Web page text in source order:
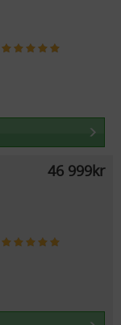
46 999kr